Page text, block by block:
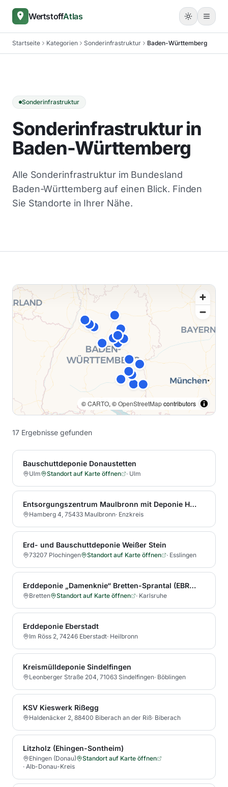
WertstoffAtlas
Startseite Kategorien Sonderinfrastruktur Baden-Württemberg
Sonderinfrastruktur
Sonderinfrastruktur in
Baden-Württemberg
Alle Sonderinfrastruktur im Bundesland
Baden-Württemberg auf einen Blick. Finden
Sie Standorte in Ihrer Nähe.
©CARTO, ©OpenStreetMapcontributors
17 Ergebnisse gefunden
Bauschuttdeponie Donaustetten
Ulm Standort auf Karte öffnen · Ulm
Entsorgungszentrum Maulbronn mit Deponie Hamberg
Hamberg 4, 75433 Maulbronn· Enzkreis
Erd- und Bauschuttdeponie Weißer Stein
73207 Plochingen Standort auf Karte öffnen · Esslingen
Erddeponie „Damenknie“ Bretten-Sprantal (EBRD GmbH & Co. KG)
Bretten Standort auf Karte öffnen · Karlsruhe
Erddeponie Eberstadt
Im Röss 2, 74246 Eberstadt· Heilbronn
Kreismülldeponie Sindelfingen
Leonberger Straße 204, 71063 Sindelfingen· Böblingen
KSV Kieswerk Rißegg
Haldenäcker 2, 88400 Biberach an der Riß· Biberach
Litzholz (Ehingen-Sontheim)
Ehingen (Donau)
Standort auf Karte öffnen
· Alb-Donau-Kreis